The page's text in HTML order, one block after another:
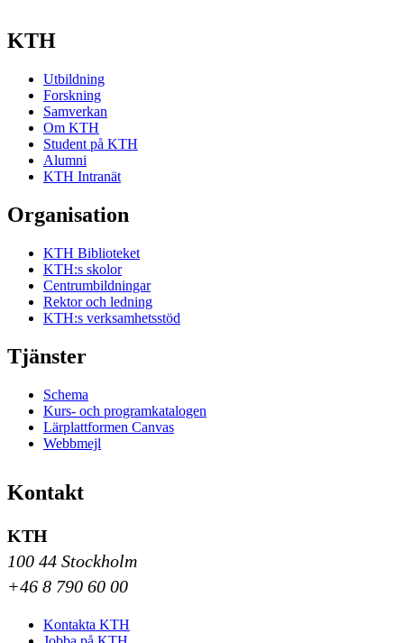
KTH
Utbildning
Forskning
Samverkan
Om KTH
Student på KTH
Alumni
KTH Intranät
Organisation
KTH Biblioteket
KTH:s skolor
Centrumbildningar
Rektor och ledning
KTH:s verksamhetsstöd
Tjänster
Schema
Kurs- och programkatalogen
Lärplattformen Canvas
Webbmejl
Kontakt
KTH
100 44 Stockholm
+46 8 790 60 00
Kontakta KTH